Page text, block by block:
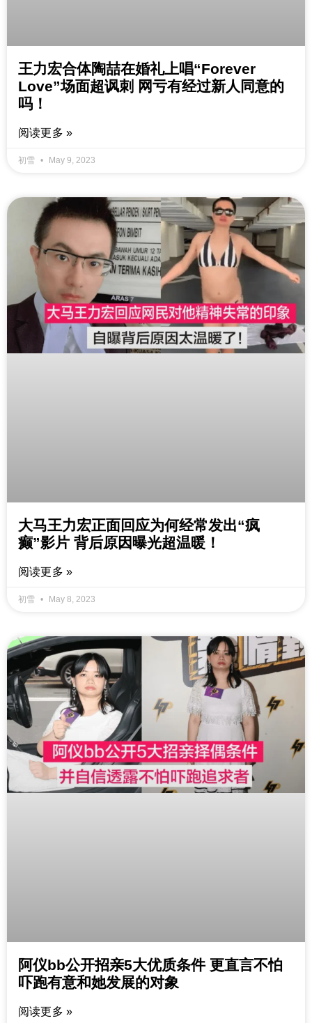
王力宏合体陶喆在婚礼上唱“Forever
Love”场面超讽刺 网亏有经过新人同意的
吗！
阅读更多 »
初雪 May 9, 2023
大马王力宏正面回应为何经常发出“疯
癫”影片 背后原因曝光超温暖！
阅读更多 »
初雪 May 8, 2023
阿仪bb公开招亲5大优质条件 更直言不怕
吓跑有意和她发展的对象
阅读更多 »